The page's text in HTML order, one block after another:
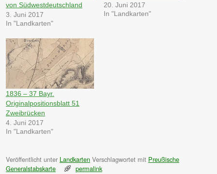
von Südwestdeutschland
3. Juni 2017
In "Landkarten"
20. Juni 2017
In "Landkarten"
1836 – 37 Bayr.
Originalpositionsblatt 51
Zweibrücken
4. Juni 2017
In "Landkarten"
Veröffentlicht unter Landkarten Verschlagwortet mit Preußische
Generalstabskarte
permalink